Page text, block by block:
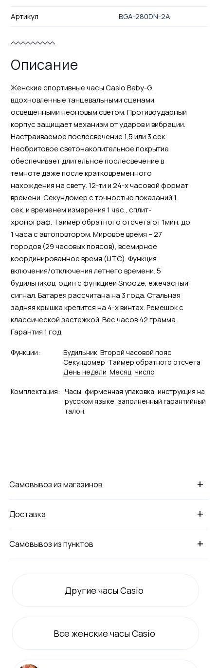
Артикул
BGA-280DN-2A
Описание
Женские спортивные часы Casio Baby-G,
вдохновленные танцевальными сценами,
освещенными неоновым светом. Противоударный
корпус защищает механизм от ударов и вибрации.
Настраиваемое послесвечение 1,5 или 3 сек.
Необритовое светонакопительное покрытие
обеспечивает длительное послесвечение в
темноте даже после кратковременного
нахождения на свету. 12-ти и 24-х часовой формат
времени. Секундомер с точностью показаний 1
сек. и временем измерения 1 час., сплит-
хронограф. Таймер обратного отсчета от 1мин. до
1 часа с автоповтором. Мировое время – 27
городов (29 часовых поясов), всемирное
координированное время (UTC). Функция
включения/отключения летнего времени. 5
будильников, один с функцией Snooze, ежечасный
сигнал. Батарея рассчитана на 3 года. Стальная
задняя крышка крепится на 4-х винтах. Ремешок с
классической застежкой. Вес часов 42 грамма.
Гарантия 1 год.
Функции: Будильник Второй часовой пояс
Секундомер Tаймер обратного отсчета
День недели Месяц Число
Комплектация: Часы, фирменная упаковка, инструкция на
русском языке, заполненный гарантийный
талон.
+
Самовывоз из магазинов
+
Доставка
+
Самовывоз из пунктов
Другие часы Casio
Все женские часы Casio